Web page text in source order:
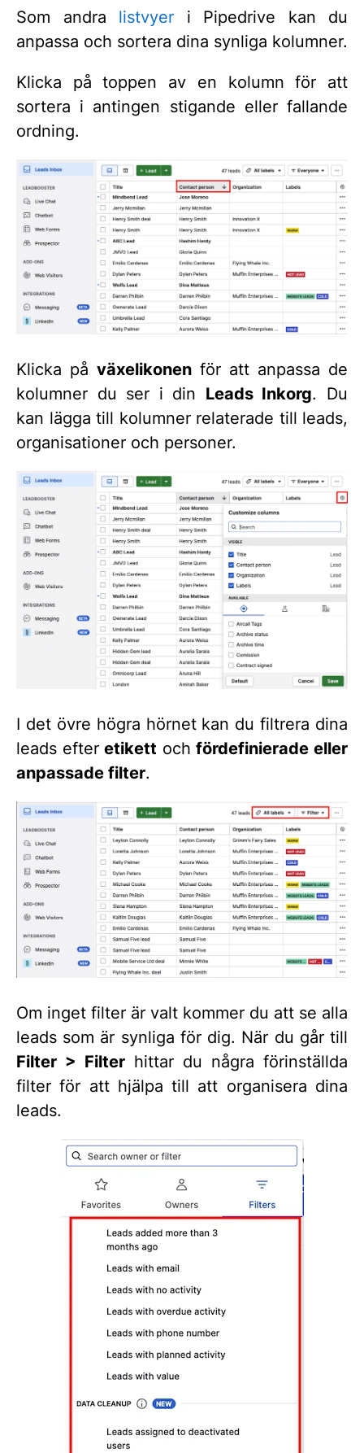
Som andra listvyer i Pipedrive kan du
anpassa och sortera dina synliga kolumner.
Klicka på toppen av en kolumn för att
sortera i antingen stigande eller fallande
ordning.
Klicka på växelikonen för att anpassa de
kolumner du ser i din Leads Inkorg. Du
kan lägga till kolumner relaterade till leads,
organisationer och personer.
I det övre högra hörnet kan du filtrera dina
leads efteretikett ochfördefinierade eller
anpassade filter.
Om inget filter är valt kommer du att se alla
leads som är synliga för dig. När du går till
Filter > Filter hittar du några förinställda
filter för att hjälpa till att organisera dina
leads.